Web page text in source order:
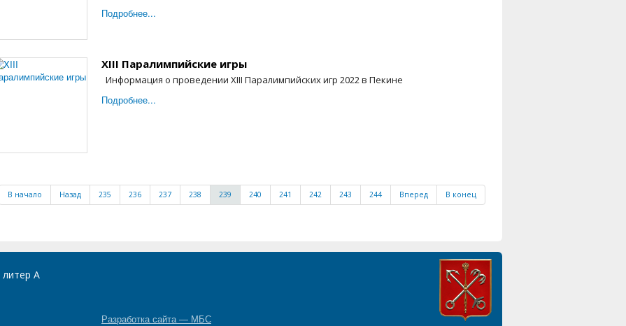
Подробнее...
XIII Паралимпийские игры
Информация о проведении XIII Паралимпийских игр 2022 в Пекине
Подробнее...
В начало Назад 235 236 237 238 239 240 241 242 243 244 Вперед В конец
литер А
Разработка сайта — МБС